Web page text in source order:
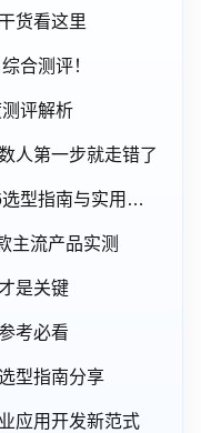
货看这里
合测评！
评解析
人第一步就走错了
低代码开发平台有哪些？2026选型指南与实用建议
主流产品实测
是关键
考必看
型指南分享
应用开发新范式